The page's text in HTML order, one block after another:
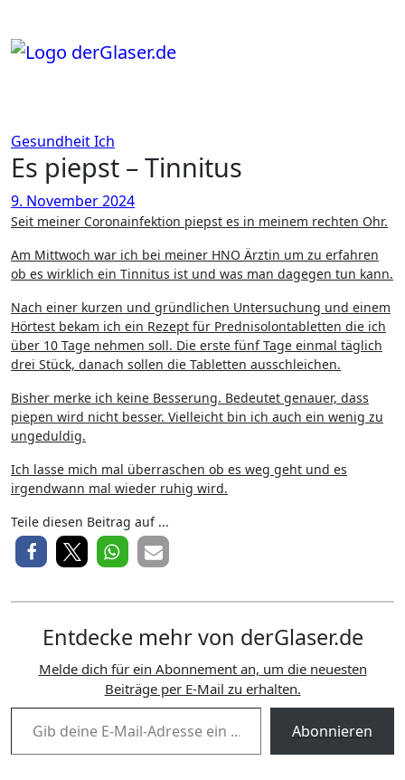
springen
GesundheitIch
Es piepst – Tinnitus
9. November 2024
Seit meiner Coronainfektion piepst es in meinem rechten Ohr.
Am Mittwoch war ich bei meiner HNO Ärztin um zu erfahren
ob es wirklich ein Tinnitus ist und was man dagegen tun kann.
Nach einer kurzen und gründlichen Untersuchung und einem
Hörtest bekam ich ein Rezept für Prednisolontabletten die ich
über 10 Tage nehmen soll. Die erste fünf Tage einmal täglich
drei Stück, danach sollen die Tabletten ausschleichen.
Bisher merke ich keine Besserung. Bedeutet genauer, dass
piepen wird nicht besser. Vielleicht bin ich auch ein wenig zu
ungeduldig.
Ich lasse mich mal überraschen ob es weg geht und es
irgendwann mal wieder ruhig wird.
Teile diesen Beitrag auf ...
Entdecke mehr von derGlaser.de
Melde dich für ein Abonnement an, um die neuesten
Beiträge per E-Mail zu erhalten.
Gib deine E-Mail-Adresse ein ...
Abonnieren